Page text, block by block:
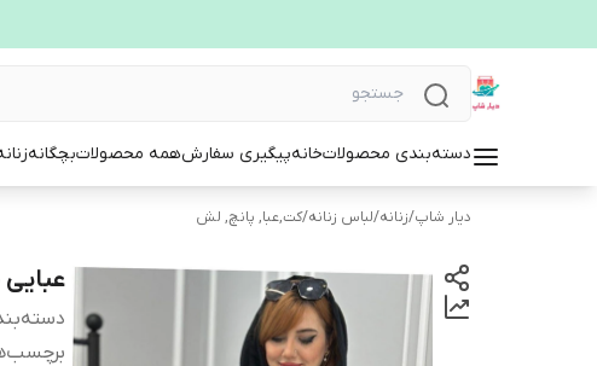
دسته‌بندی محصولاتخانهپیگیری سفارشهمه محصولاتبچگانه
دیار شاپ/زنانه/لباس زنانه/کت,عبا, پانچ, لش
عبایی